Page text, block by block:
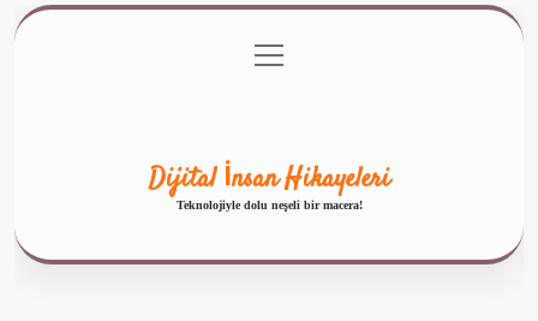
Gizlilik Politikası
menüyü
aç
Dijital İnsan Hikayeleri
Teknolojiyle dolu neşeli bir macera!